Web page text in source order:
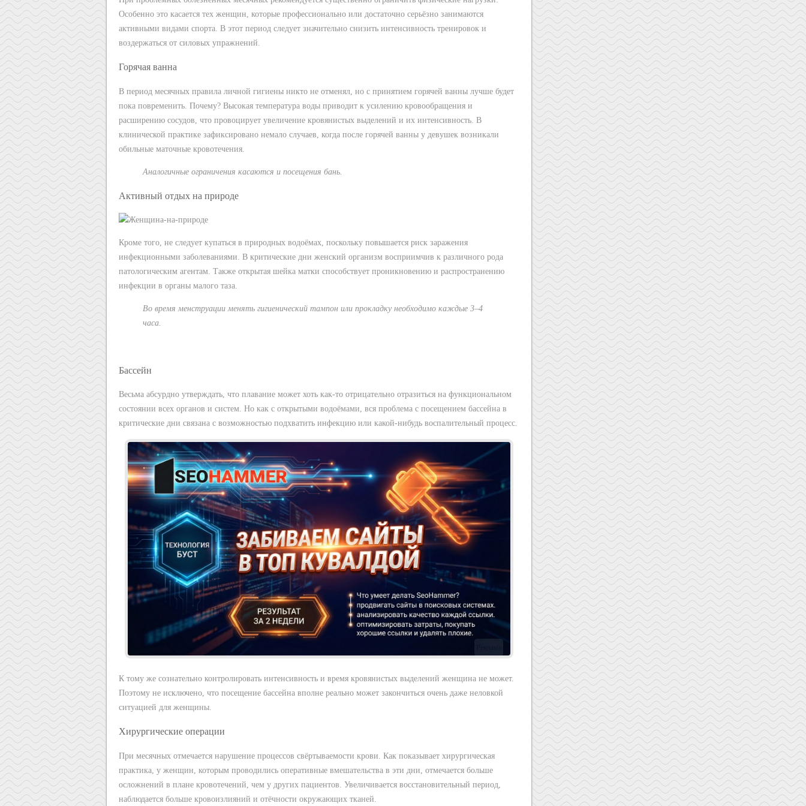
Особенно это касается тех женщин, которые профессионально или достаточно серьёзно занимаются
активными видами спорта. В этот период следует значительно снизить интенсивность тренировок и
воздержаться от силовых упражнений.
Горячая ванна
В период месячных правила личной гигиены никто не отменял, но с принятием горячей ванны лучше будет
пока повременить. Почему? Высокая температура воды приводит к усилению кровообращения и
расширению сосудов, что провоцирует увеличение кровянистых выделений и их интенсивность. В
клинической практике зафиксировано немало случаев, когда после горячей ванны у девушек возникали
обильные маточные кровотечения.
Аналогичные ограничения касаются и посещения бань.
Активный отдых на природе
Кроме того, не следует купаться в природных водоёмах, поскольку повышается риск заражения
инфекционными заболеваниями. В критические дни женский организм восприимчив к различного рода
патологическим агентам. Также открытая шейка матки способствует проникновению и распространению
инфекции в органы малого таза.
Во время менструации менять гигиенический тампон или прокладку необходимо каждые 3–4
часа.
Бассейн
Весьма абсурдно утверждать, что плавание может хоть как-то отрицательно отразиться на функциональном
состоянии всех органов и систем. Но как с открытыми водоёмами, вся проблема с посещением бассейна в
критические дни связана с возможностью подхватить инфекцию или какой-нибудь воспалительный процесс.
К тому же сознательно контролировать интенсивность и время кровянистых выделений женщина не может.
Поэтому не исключено, что посещение бассейна вполне реально может закончиться очень даже неловкой
ситуацией для женщины.
Хирургические операции
При месячных отмечается нарушение процессов свёртываемости крови. Как показывает хирургическая
практика, у женщин, которым проводились оперативные вмешательства в эти дни, отмечается больше
осложнений в плане кровотечений, чем у других пациентов. Увеличивается восстановительный период,
наблюдается больше кровоизлияний и отёчности окружающих тканей.